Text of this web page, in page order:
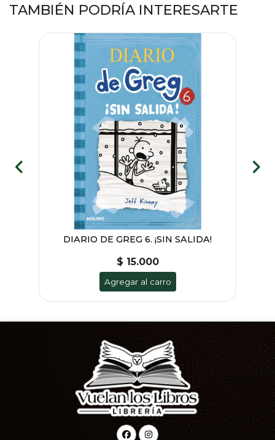
TAMBIÉN PODRÍA INTERESARTE
DIARIO DE GREG 6. ¡SIN SALIDA!
$ 15.000
Agregar al carro